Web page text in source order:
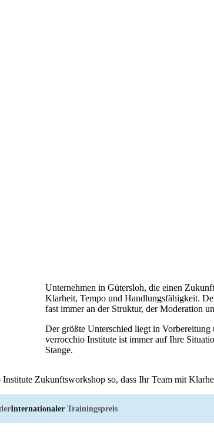
Unternehmen in Gütersloh, die einen
Klarheit, Tempo und Handlungsfähigkeit.
fast immer an der Struktur, der Moderation
Der größte Unterschied liegt in
verrocchio Institute ist immer auf Ihre
Stange.
Zukunftsworkshop so, dass Ihr Team mit
Internationaler Trainingspreis